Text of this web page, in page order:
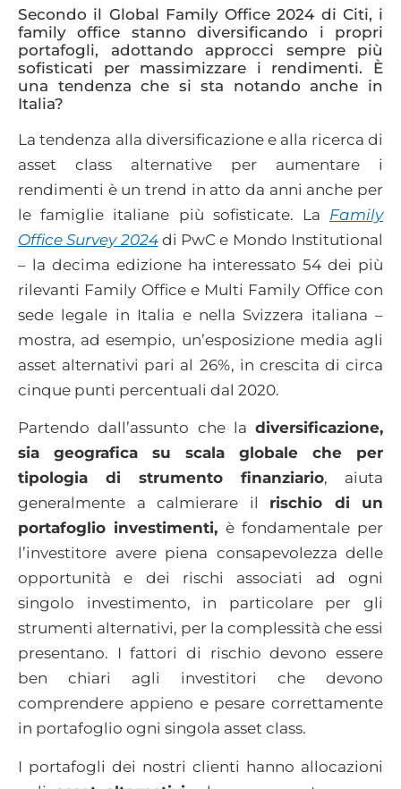
Secondo il Global Family Office 2024 di Citi, i
family office stanno diversificando i propri
portafogli, adottando approcci sempre più
sofisticati per massimizzare i rendimenti. È
una tendenza che si sta notando anche in
Italia?
La tendenza alla diversificazione e alla ricerca di
asset class alternative per aumentare i
rendimenti è un trend in atto da anni anche per
le famiglie italiane più sofisticate. La Family
Office Survey 2024di PwC e Mondo Institutional
– la decima edizione ha interessato 54 dei più
rilevanti Family Office e Multi Family Office con
sede legale in Italia e nella Svizzera italiana –
mostra, ad esempio, un’esposizione media agli
asset alternativi pari al 26%, in crescita di circa
cinque punti percentuali dal 2020.
Partendo dall’assunto che la diversificazione,
sia geografica su scala globale che per
tipologia di strumento finanziario, aiuta
generalmente a calmierare il rischio di un
portafoglio investimenti, è fondamentale per
l’investitore avere piena consapevolezza delle
opportunità e dei rischi associati ad ogni
singolo investimento, in particolare per gli
strumenti alternativi, per la complessità che essi
presentano. I fattori di rischio devono essere
ben chiari agli investitori che devono
comprendere appieno e pesare correttamente
in portafoglio ogni singola asset class.
I portafogli dei nostri clienti hanno allocazioni